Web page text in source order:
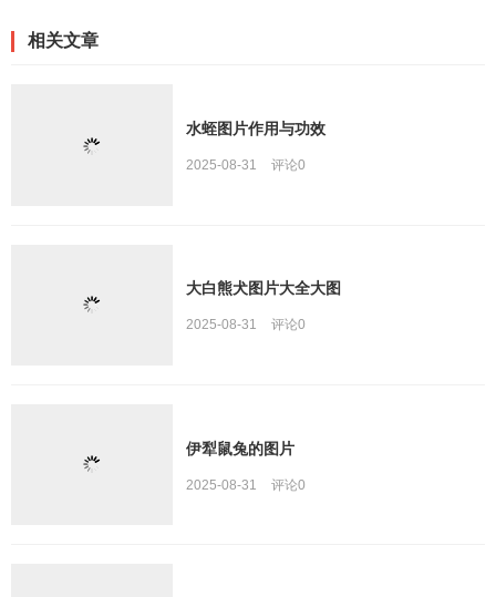
相关文章
水蛭图片作用与功效
2025-08-31 评论0
大白熊犬图片大全大图
2025-08-31 评论0
伊犁鼠兔的图片
2025-08-31 评论0